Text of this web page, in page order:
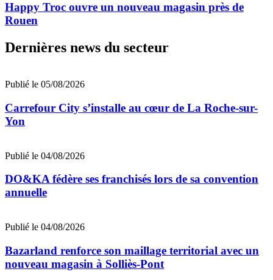
Happy Troc ouvre un nouveau magasin près de
Rouen
Dernières news du secteur
Publié le 05/08/2026
Carrefour City s’installe au cœur de La Roche-sur-
Yon
Publié le 04/08/2026
DO&KA fédère ses franchisés lors de sa convention
annuelle
Publié le 04/08/2026
Bazarland renforce son maillage territorial avec un
nouveau magasin à Solliès-Pont